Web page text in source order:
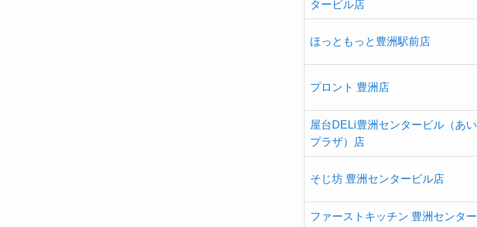
タービル店
ほっともっと豊洲駅前店
プロント 豊洲店
屋台DELi豊洲センタービル（あい
プラザ）店
そじ坊 豊洲センタービル店
ファーストキッチン 豊洲センター